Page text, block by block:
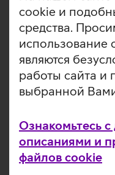
cookie и
средства.
использование
являются
работы сайта и
выбранной
Ознакомьтесь
описаниями и
файлов cookie
Мобильные
Если у Вас
телефон,
технологию, в
можно